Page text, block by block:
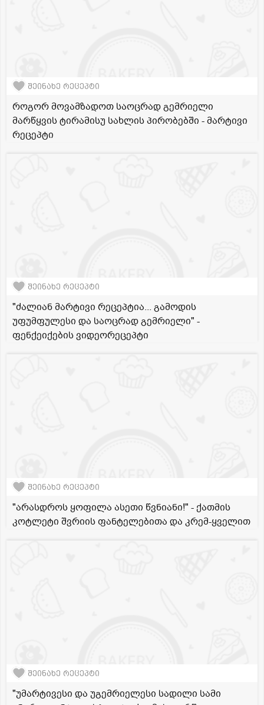
შეინახე რეცეპტი
როგორ მოვამზადოთ საოცრად გემრიელი
მარწყვის ტირამისუ სახლის პირობებში - მარტივი
რეცეპტი
შეინახე რეცეპტი
"ძალიან მარტივი რეცეპტია... გამოდის
უფუმფულესი და საოცრად გემრიელი" -
ფენქეიქების ვიდეორეცეპტი
შეინახე რეცეპტი
"არასდროს ყოფილა ასეთი წვნიანი!" - ქათმის
კოტლეტი შვრიის ფანტელებითა და კრემ-ყველით
შეინახე რეცეპტი
"უმარტივესი და უგემრიელესი სადილი სამი